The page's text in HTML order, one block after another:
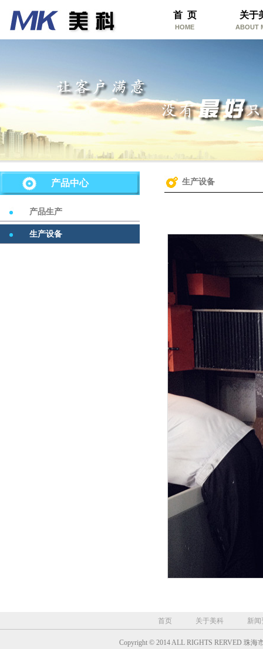
关于
ABOUT
首 页
HOME
产品中心
产品生产
生产设备
生产设备
首页 关于美科 新闻
Copyright © 2014 ALL RIGHTS RERVED 珠